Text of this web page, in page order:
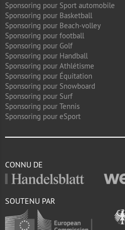
Sponsoring pour Sport automobile
Sponsoring pour Basketball
Sponsoring pour Beach-volley
Sponsoring pour football
Sponsoring pour Golf
Sponsoring pour Handball
Sponsoring pour Athlétisme
Sponsoring pour Équitation
Sponsoring pour Snowboard
Sponsoring pour Surf
Sponsoring pour Tennis
Sponsoring pour eSport
CONNU DE
SOUTENU PAR